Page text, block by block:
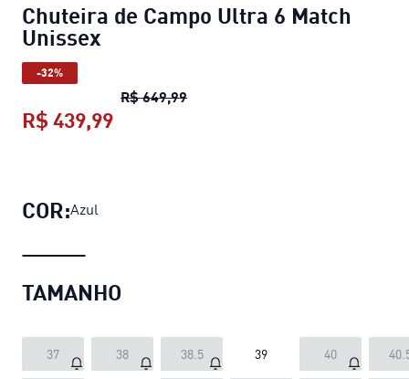
Chuteira de Campo Ultra 6 Match
Unissex
-32%
R$ 649,99Chuteira de Campo Ultra 6
R$ 439,99
COR:Azul
TAMANHO
37 38 38.5 39 40